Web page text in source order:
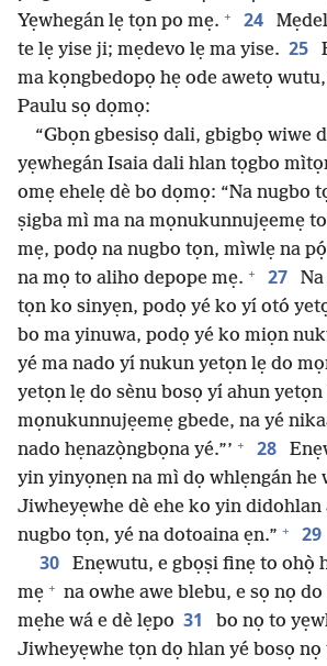
Yẹwhegán lẹ tọn po mẹ. + 24
te lẹ yise ji; mẹdevo lẹ ma yise. 25
ma kọngbedopọ hẹ ode awetọ
Paulu sọ dọmọ:
“Gbọn gbesisọ dali, gbigbọ wiwe
yẹwhegán Isaia dali hlan tọgbo
omẹ ehelẹ dè bo dọmọ: “Na nugbo
ṣigba mì ma na mọnukunnujẹemẹ
mẹ, podọ na nugbo tọn, mìwlẹ na
na mọ to aliho depope mẹ. + 27
tọn ko sinyẹn, podọ yé ko yí otó
bo ma yinuwa, podọ yé ko miọn
yé ma nado yí nukun yetọn lẹ do
yetọn lẹ do sènu bosọ yí ahun yetọn
mọnukunnujẹemẹ gbede, na yé
nado hẹnazọ̀ngbọna yé.”’ + 28
yin yinyọnẹn na mì dọ whlẹngán he
Jiwheyẹwhe dè ehe ko yin didohlan
nugbo tọn, yé na dotoaina ẹn.” + 29
30
Enẹwutu, e gbọṣi finẹ to ohọ̀
mẹ + na owhe awe blebu, e sọ nọ
mẹhe wá e dè lẹpo 31
bo nọ to
Jiwheyẹwhe tọn dọ hlan yé bosọ